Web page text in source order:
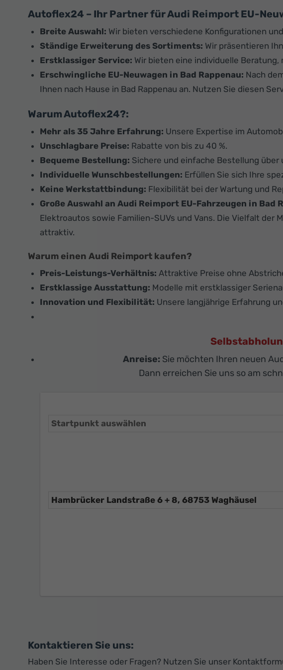
Autoflex24 – Ihr Partner für Audi Reimport EU-
Breite Auswahl: Wir bieten verschiedene Konfigurationen
Ständige Erweiterung des Sortiments: Wir präsentieren
Erstklassiger Service: Wir bieten eine individuelle
Erschwingliche EU-Neuwagen in Bad Rappenau: Nach
Ihnen nach Hause in Bad Rappenau an. Nutzen Sie diesen
Warum Autoflex24?:
Mehr als 35 Jahre Erfahrung: Unsere Expertise im
Unschlagbare Preise: Rabatte von bis zu 40 %.
Bequeme Bestellung: Sichere und einfache Bestellung über
Individuelle Wunschbestellungen: Erfüllen Sie sich Ihre
Keine Werkstattbindung: Flexibilität bei der Wartung und
Große Auswahl an Audi Reimport EU-Fahrzeugen in Bad
Elektroautos sowie Familien-SUVs und Vans. Die Vielfalt
attraktiv.
Warum einen Audi Reimport kaufen?
Preis-Leistungs-Verhältnis: Attraktive Preise ohne
Erstklassige Ausstattung: Modelle mit erstklassiger
Innovation und Flexibilität: Unsere langjährige Erfahrung
Anreise: Sie möchten Ihren neuen
Dann erreichen Sie uns so am
Kontaktieren Sie uns:
Haben Sie Interesse oder Fragen? Nutzen Sie unser